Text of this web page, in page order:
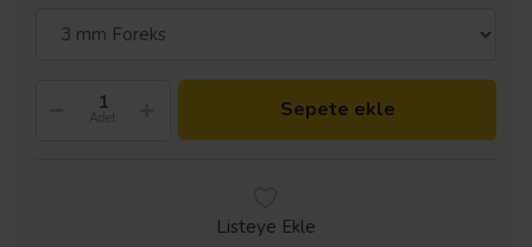
Adet Sepete ekle
Listeye Ekle